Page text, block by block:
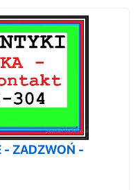
- ZADZWOŃ -